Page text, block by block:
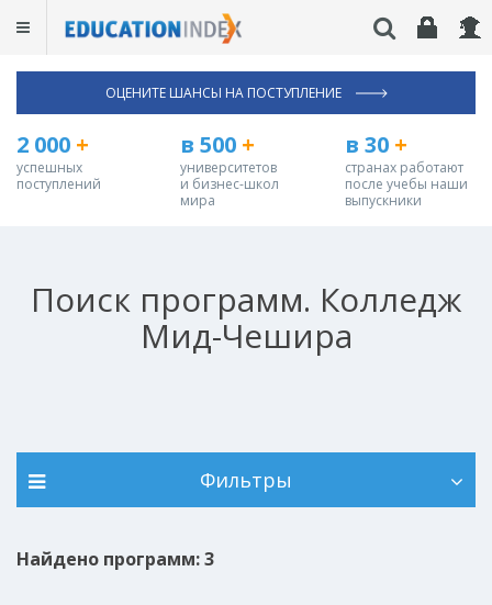
ОЦЕНИТЕ ШАНСЫ НА ПОСТУПЛЕНИЕ
2 000 +
успешных
поступлений
в 500 +
университетов
и бизнес-школ
мира
в 30+
странах работают
после учебы наши
выпускники
Поиск программ. Колледж
Мид-Чешира
Фильтры
Найдено программ: 3